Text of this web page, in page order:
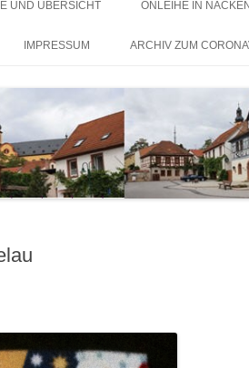
Inhalt
UND ÜBERSICHT ONLEIHE IN
IMPRESSUM ARCHIV ZUM